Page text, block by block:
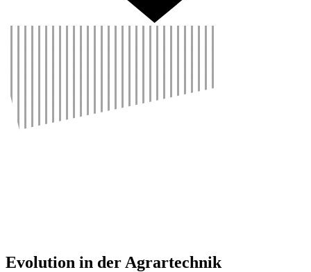
Evolu­tion in der Agrar­technik